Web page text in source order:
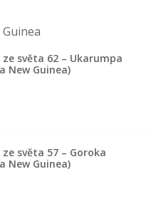
světa 62 – Ukarumpa
New Guinea)
světa 57 – Goroka
New Guinea)